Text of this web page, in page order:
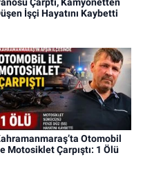
İşçi Hayatını Kaybetti
Otomobil
Motosiklet Çarpıştı: 1 Ölü